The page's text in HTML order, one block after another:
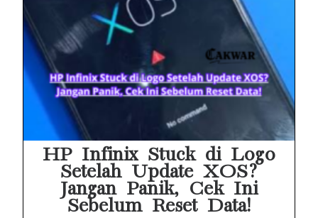
HP Infinix Stuck di Logo
Setelah Update XOS?
Jangan Panik, Cek Ini
Sebelum Reset Data!